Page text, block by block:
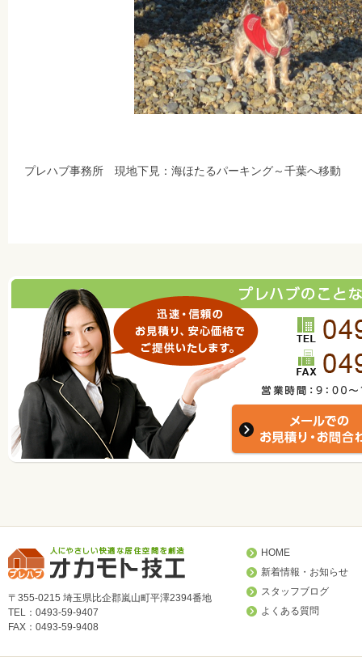
プレハブ事務所 現地下見：海ほたるパーキング～千葉へ移動
〒355-0215 埼玉県比企郡嵐山町平澤2394番地
TEL：0493-59-9407
FAX：0493-59-9408
HOME
新着情報・お知らせ
スタッフブログ
よくある質問